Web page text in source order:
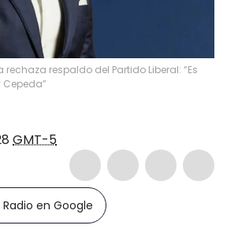
rechaza respaldo del Partido Liberal: “Es
Cepeda”
GMT-5
en Google